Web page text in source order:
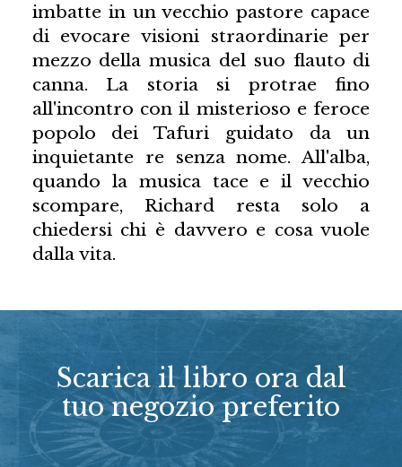
imbatte in un vecchio pastore capace
di evocare visioni straordinarie per
mezzo della musica del suo flauto di
canna. La storia si protrae fino
all'incontro con il misterioso e feroce
popolo dei Tafuri guidato da un
inquietante re senza nome. All'alba,
quando la musica tace e il vecchio
scompare, Richard resta solo a
chiedersi chi è davvero e cosa vuole
dalla vita.
Scarica il libro ora dal
tuo negozio preferito